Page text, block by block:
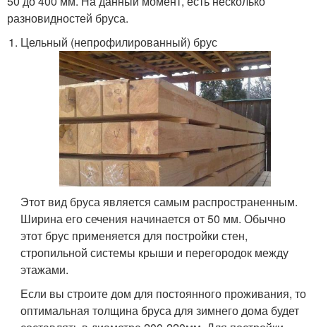
разновидностей бруса.
Цельный (непрофилированный) брус
Этот вид бруса является самым распространенным.
Ширина его сечения начинается от 50 мм. Обычно
этот брус применяется для постройки стен,
стропильной системы крыши и перегородок между
этажами.
Если вы строите дом для постоянного проживания, то
оптимальная толщина бруса для зимнего дома будет